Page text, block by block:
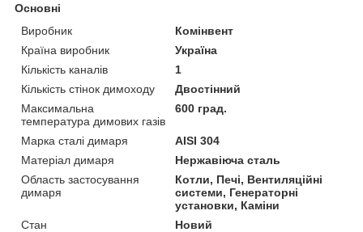
Основні
Виробник
Комінвент
Країна виробник
Україна
Кількість каналів
1
Кількість стінок димоходу
Двостінний
Максимальна
температура димових газів
600 град.
Марка сталі димаря
AISI 304
Матеріал димаря
Нержавіюча сталь
Область застосування
димаря
Котли, Печі, Вентиляційні
системи, Генераторні
установки, Каміни
Стан
Новий